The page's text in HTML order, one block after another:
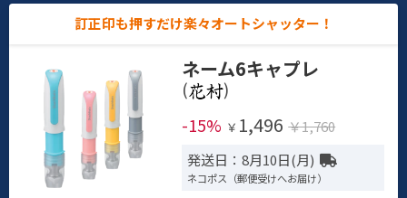
訂正印も押すだけ楽々オートシャッター！
ネーム6キャプレ
(
)
-15% ￥ 1,496 ￥1,760
発送日：8月10日(月)
ネコポス（郵便受けへお届け）